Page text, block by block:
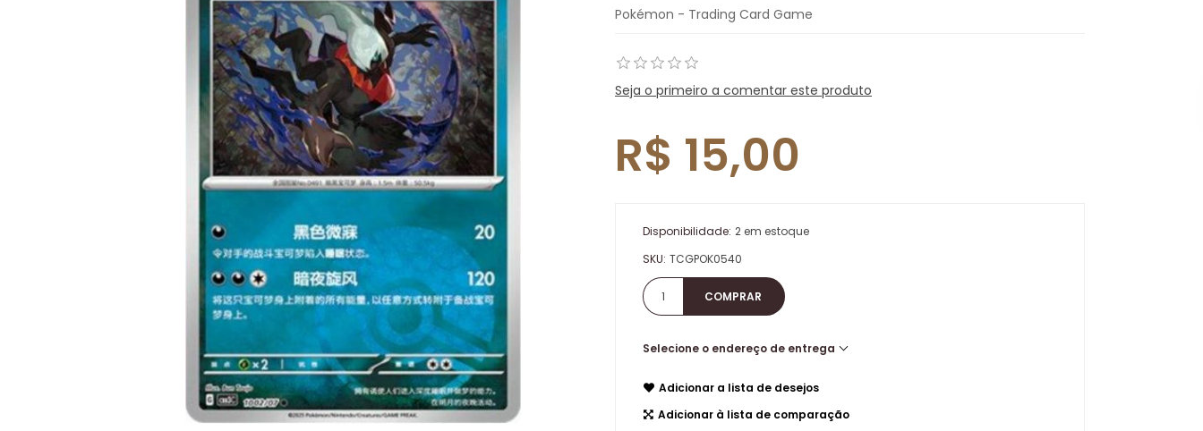
Pokémon - Trading Card Game
Seja o primeiro a comentar este produto
R$ 15,00
Disponibilidade: 2 em estoque
SKU: TCGPOK0540
Selecione o endereço de entrega
Adicionar a lista de desejos
Adicionar à lista de comparação